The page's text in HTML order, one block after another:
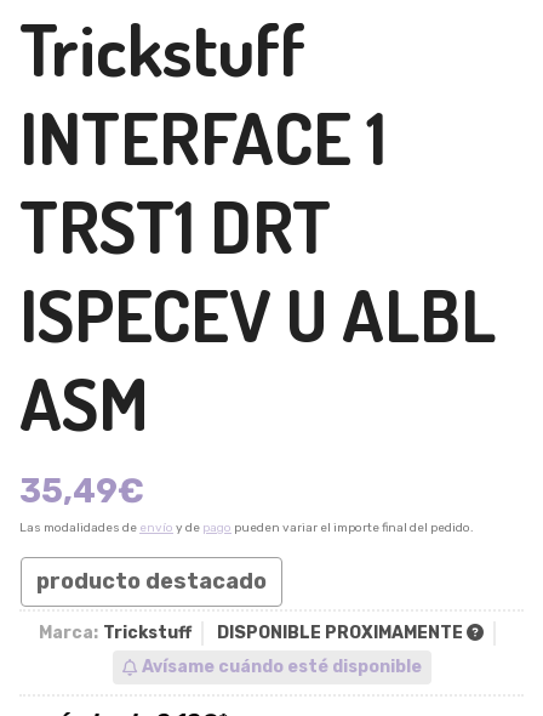
Trickstuff
INTERFACE 1
TRST1 DRT
ISPECEV U ALBL
ASM
35,49€
Las modalidades de envío y de pago pueden variar el importe final del pedido.
producto destacado
Marca: Trickstuff
DISPONIBLE PROXIMAMENTE
Avísame cuándo esté disponible